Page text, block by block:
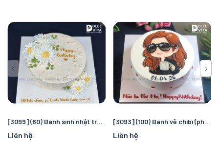
[3099] (80) Bánh sinh nhật trang trí hoa cúc nhẹ nhàng - thuần khiết
Liên hệ
[3093] (100) Bánh vẽ chibi (phác họa theo hình chụp) quà tặng đặc biệt cho phái nữ
Liên hệ